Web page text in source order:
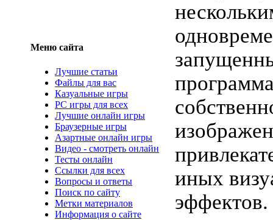
Меню сайта
Лучшие статьи
Файлы для вас
Казуальные игры
PC игры для всех
Лучшие онлайн игры
Браузерные игры
Азартные онлайн игры
Видео - смотреть онлайн
Тесты онлайн
Ссылки для всех
Вопросы и ответы
Поиск по сайту
Метки материалов
Информация о сайте
иных
эффектов.